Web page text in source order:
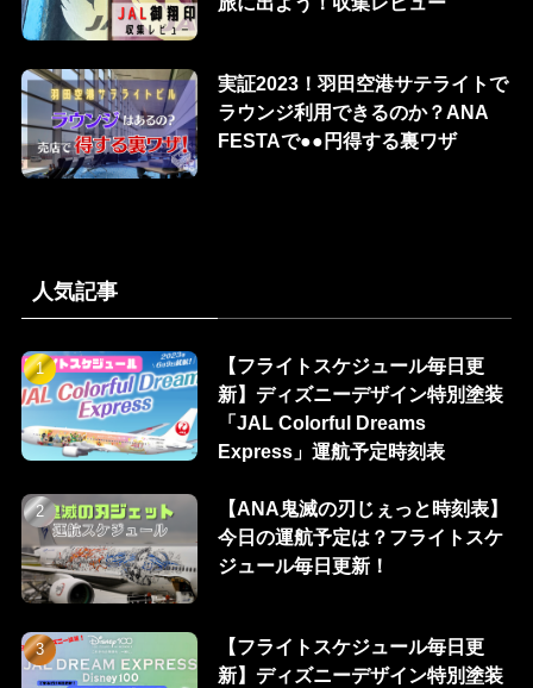
実証2023！羽田空港サテライトで
ラウンジ利用できるのか？ANA
FESTAで●●円得する裏ワザ
人気記事
【フライトスケジュール毎日更
新】ディズニーデザイン特別塗装
「JAL Colorful Dreams
Express」運航予定時刻表
【ANA鬼滅の刃じぇっと時刻表】
今日の運航予定は？フライトスケ
ジュール毎日更新！
【フライトスケジュール毎日更
新】ディズニーデザイン特別塗装